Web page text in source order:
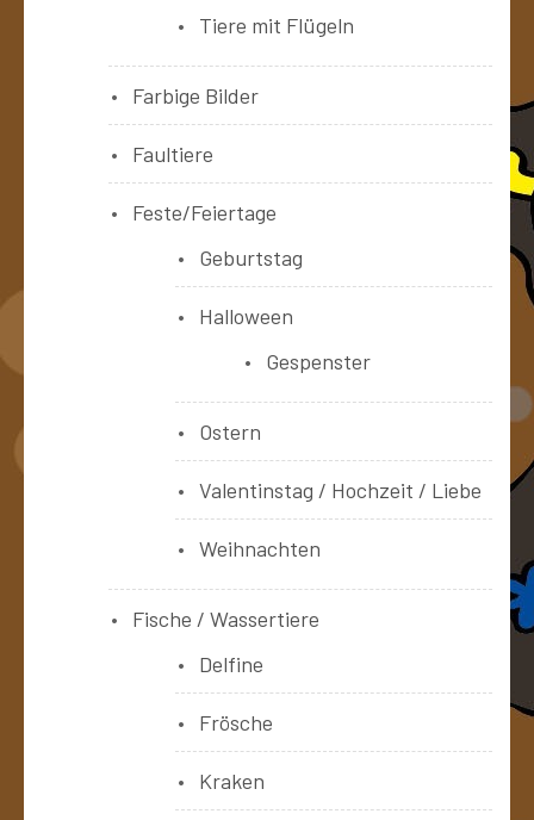
Tiere mit Flügeln
Farbige Bilder
Faultiere
Feste/Feiertage
Geburtstag
Halloween
Gespenster
Ostern
Valentinstag / Hochzeit / Liebe
Weihnachten
Fische / Wassertiere
Delfine
Frösche
Kraken